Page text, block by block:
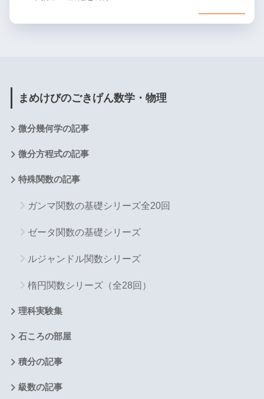
まめけびのごきげん数学・物理
微分幾何学の記事
微分方程式の記事
特殊関数の記事
ガンマ関数の基礎シリーズ全20回
ゼータ関数の基礎シリーズ
ルジャンドル関数シリーズ
楕円関数シリーズ（全28回）
理科実験集
石ころの部屋
積分の記事
級数の記事